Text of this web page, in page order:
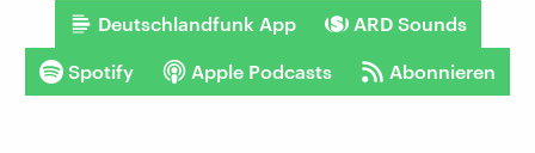
Deutschlandfunk App ARD Sounds
Spotify Apple Podcasts Abonnieren